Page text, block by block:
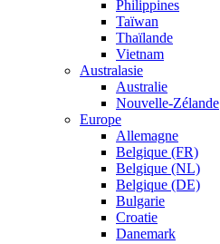
Philippines
Taïwan
Thaïlande
Vietnam
Australasie
Australie
Nouvelle-Zélande
Europe
Allemagne
Belgique (FR)
Belgique (NL)
Belgique (DE)
Bulgarie
Croatie
Danemark